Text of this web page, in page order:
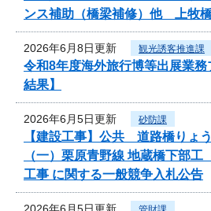
ンス補助（橋梁補修）他 上牧
2026年6月8日更新 観光誘客推進課
令和8年度海外旅行博等出展業
結果】
2026年6月5日更新 砂防課
【建設工事】公共 道路橋りょ
（一）栗原青野線 地蔵橋下部工
工事 に関する一般競争入札公告